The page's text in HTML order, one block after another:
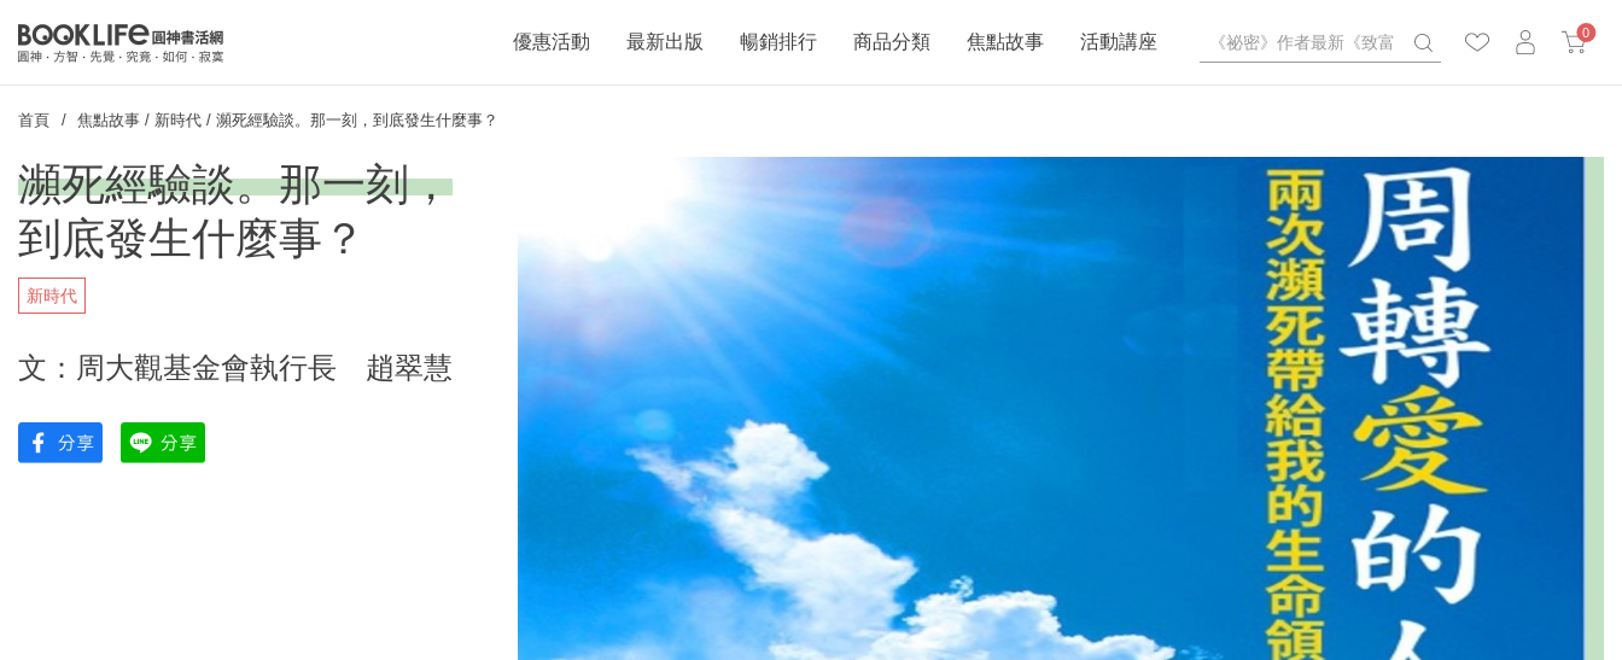
0
優惠活動 最新出版 暢銷排行 商品分類 焦點故事 活動講座
首頁 焦點故事 / 新時代 / 瀕死經驗談。那一刻，到底發生什麼事？
瀕死經驗談。那一刻，
到底發生什麼事？
新時代
文：周大觀基金會執行長 趙翠慧